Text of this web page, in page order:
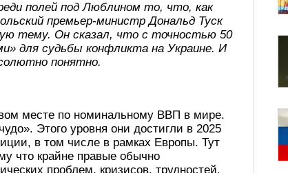
полей под Люблином то, что, как
премьер-министр Дональд Туск
тему. Он сказал, что с точностью 50
для судьбы конфликта на Украине. И
понятно.
месте по номинальному ВВП в мире.
Этого уровня они достигли в 2025
в том числе в рамках Европы. Тут
что крайне правые обычно
проблем, кризисов, трудностей,